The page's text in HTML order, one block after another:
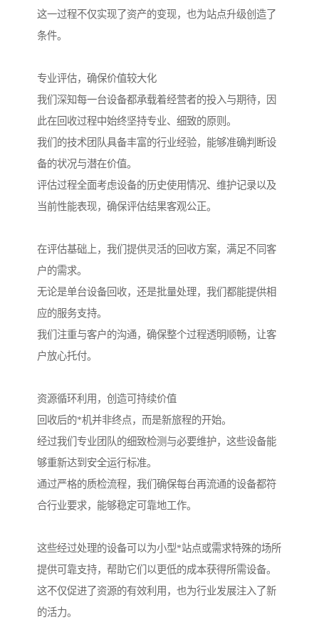
这一过程不仅实现了资产的变现，也为站点升级创造了
条件。
专业评估，确保价值较大化
我们深知每一台设备都承载着经营者的投入与期待，因
此在回收过程中始终坚持专业、细致的原则。
我们的技术团队具备丰富的行业经验，能够准确判断设
备的状况与潜在价值。
评估过程全面考虑设备的历史使用情况、维护记录以及
当前性能表现，确保评估结果客观公正。
在评估基础上，我们提供灵活的回收方案，满足不同客
户的需求。
无论是单台设备回收，还是批量处理，我们都能提供相
应的服务支持。
我们注重与客户的沟通，确保整个过程透明顺畅，让客
户放心托付。
资源循环利用，创造可持续价值
回收后的*机并非终点，而是新旅程的开始。
经过我们专业团队的细致检测与必要维护，这些设备能
够重新达到安全运行标准。
通过严格的质检流程，我们确保每台再流通的设备都符
合行业要求，能够稳定可靠地工作。
这些经过处理的设备可以为小型*站点或需求特殊的场所
提供可靠支持，帮助它们以更低的成本获得所需设备。
这不仅促进了资源的有效利用，也为行业发展注入了新
的活力。